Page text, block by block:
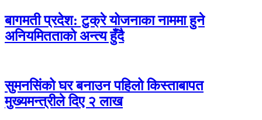
बागमती प्रदेश: टुक्रे योजनाका नाममा हुने
अनियमितताको अन्त्य हुँदै
सुमनसिंको घर बनाउन पहिलो किस्ताबापत
मुख्यमन्त्रीले दिए २ लाख